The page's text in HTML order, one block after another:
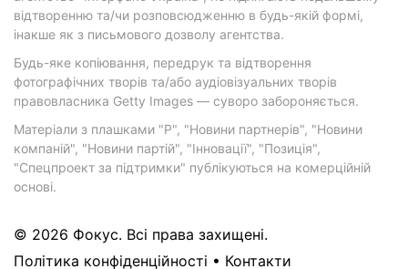
відтворенню та/чи розповсюдженню в будь-якій формі,
інакше як з письмового дозволу агентства.
Будь-яке копіювання, передрук та відтворення
фотографічних творів та/або аудіовізуальних творів
правовласника Getty Images — суворо забороняється.
Матеріали з плашками "Р", "Новини партнерів", "Новини
компаній", "Новини партій", "Інновації", "Позиція",
"Спецпроект за підтримки" публікуються на комерційній
основі.
© 2026 Фокус. Всі права захищені.
Політика конфіденційності • Контакти